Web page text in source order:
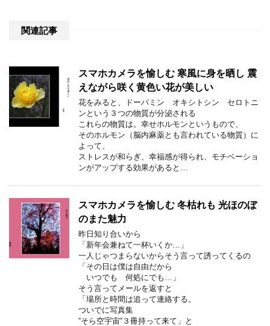
関連記事
スマホカメラを愉しむ 寒風に身を晒し 震
えながら咲く黄色い花が美しい
花をみると、ドーパミン オキシトシン セロトニ
ンという３つの物質が分泌される
これらの物質は。幸せホルモンというもので、
そのホルモン（脳内麻薬とも言われている物質）に
よって、
ストレスが和らぎ、幸福感が得られ、モチベーショ
ンがアップする効果があると…
スマホカメラを愉しむ 冬枯れも 光ほのぼ
のまた魅力
昨日知り合いから
「新年会兼ねて一杯いくか…」
一人じゃつまらないからそう言って誘ってくるの
「その日は僕は自由だから
いつでも 何処にでも…」
そう言ってメールを返すと
「場所と時間は追って連絡する。
ついでに写真集
“そら空宇宙“３冊持って来て」と